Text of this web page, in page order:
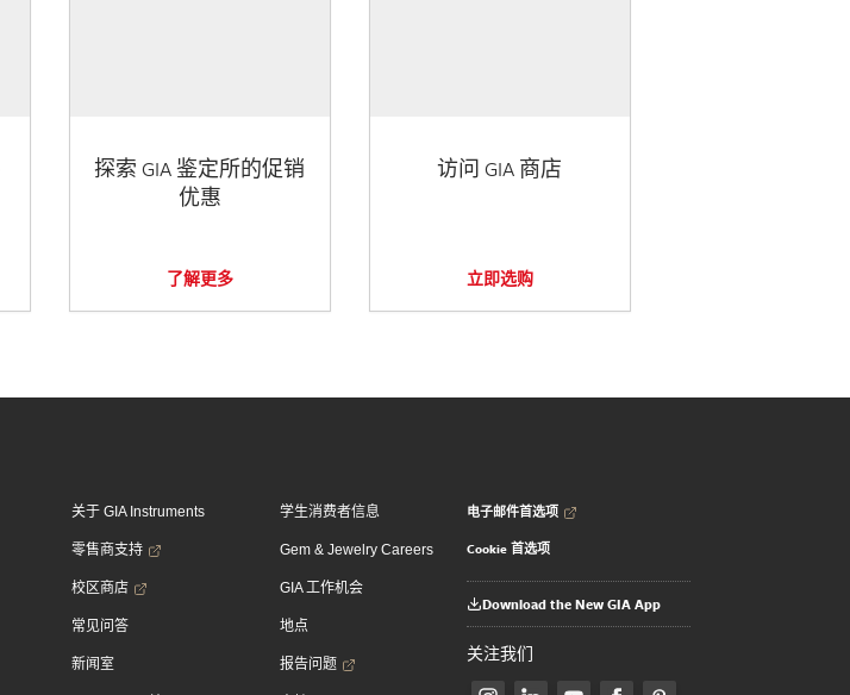
探索 GIA 鉴定所的促销
优惠
了解更多
访问 GIA 商店
立即选购
关于 GIA Instruments
零售商支持
校区商店
常见问答
新闻室
学生消费者信息
Gem & Jewelry Careers
GIA 工作机会
地点
报告问题
电子邮件首选项
Cookie 首选项
Download the New GIA App
关注我们